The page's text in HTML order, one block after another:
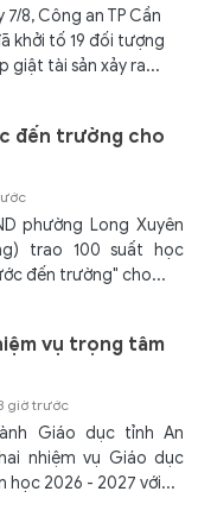
8, Công an TP Cần
khởi tố 19 đối tượng
giật tài sản xảy ra...
đến trường cho
phường Long Xuyên
trao 100 suất học
đến trường" cho...
vụ trọng tâm
giờ trước
Giáo dục tỉnh An
nhiệm vụ Giáo dục
học 2026 - 2027 với...